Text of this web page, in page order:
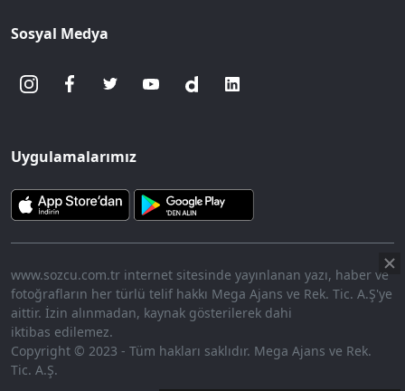
Aç
9.92%
Sosyal Medya
Uygulamalarımız
www.sozcu.com.tr internet sitesinde yayınlanan yazı, haber ve
fotoğrafların her türlü telif hakkı Mega Ajans ve Rek. Tic. A.Ş'ye
aittir. İzin alınmadan, kaynak gösterilerek dahi
iktibas edilemez.
Copyright © 2023 - Tüm hakları saklıdır. Mega Ajans ve Rek.
Tic. A.Ş.